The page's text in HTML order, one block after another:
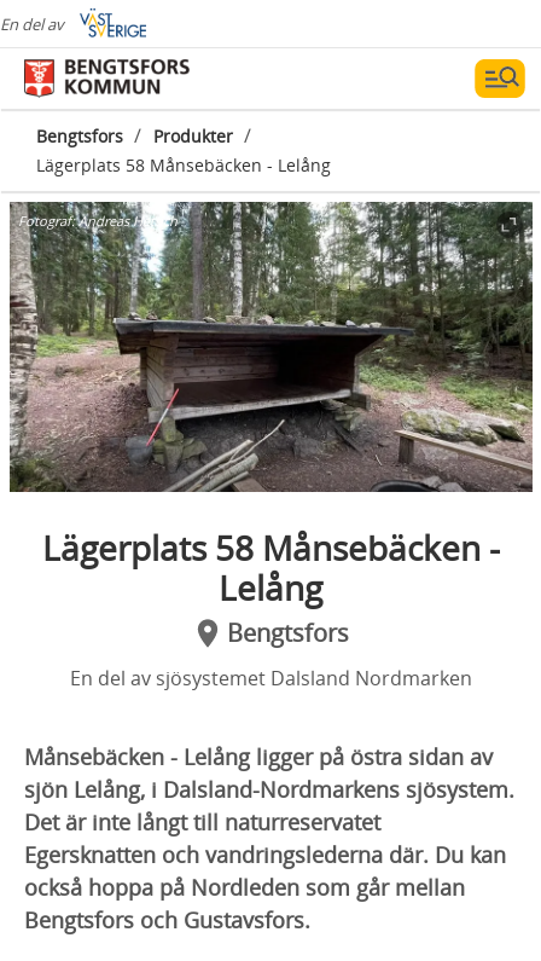
En del av
Bengtsfors / Produkter /
Lägerplats 58 Månsebäcken - Lelång
Fotograf:Andreas Hettich
Lägerplats 58 Månsebäcken -
Lelång
Bengtsfors
En del av sjösystemet Dalsland Nordmarken
Månsebäcken - Lelång ligger på östra sidan av
sjön Lelång, i Dalsland-Nordmarkens sjösystem.
Det är inte långt till naturreservatet
Egersknatten och vandringslederna där. Du kan
också hoppa på Nordleden som går mellan
Bengtsfors och Gustavsfors.